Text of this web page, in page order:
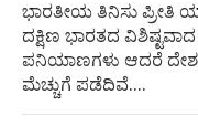
ಭಾರತೀಯ ತಿನಿಸು ಪ್ರೀತಿ
ದಕ್ಷಿಣ ಭಾರತದ
ಪನಿಯಾಣಗಳು ಆದರೆ
ಮೆಚ್ಚುಗೆ ಪಡೆದಿವೆ....